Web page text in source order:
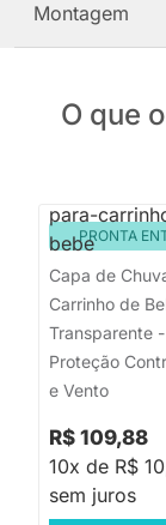
Montagem
O que
PRONTA
Capa de
Carrinho de
Transparente -
Proteção
e Vento
R$ 109,88
10x de R$
sem juros